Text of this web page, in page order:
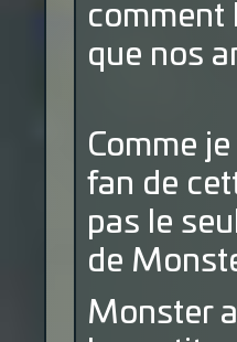
comment
que nos
Comme
fan de
pas le
de
Monster